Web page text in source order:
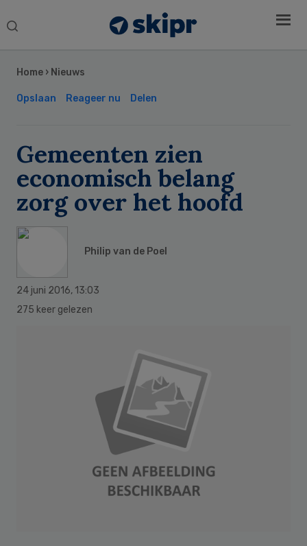
Search
Home › Nieuws
Opslaan Reageer nu Delen
Gemeenten zien
economisch belang
zorg over het hoofd
Philip van de Poel
24 juni 2016, 13:03
275 keer gelezen
Sidebar